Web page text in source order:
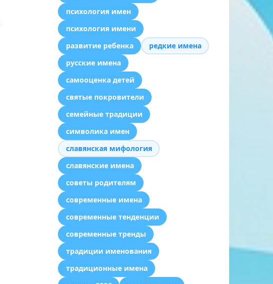
психология имен
психология имени
развитие ребенка
редкие имена
русские имена
самооценка детей
святые покровители
семейные традиции
символика имен
славянская мифология
славянские имена
советы родителям
современные имена
современные тенденции
современные тренды
традиции именования
традиционные имена